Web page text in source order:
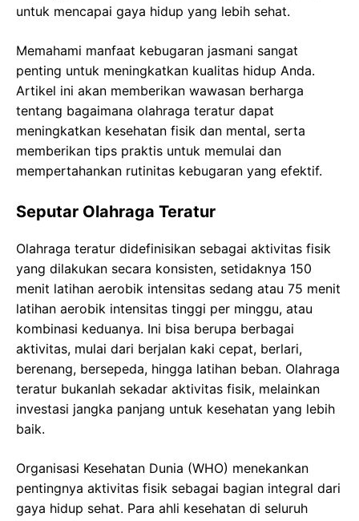
untuk mencapai gaya hidup yang lebih sehat.
Memahami manfaat kebugaran jasmani sangat
penting untuk meningkatkan kualitas hidup Anda.
Artikel ini akan memberikan wawasan berharga
tentang bagaimana olahraga teratur dapat
meningkatkan kesehatan fisik dan mental, serta
memberikan tips praktis untuk memulai dan
mempertahankan rutinitas kebugaran yang efektif.
Seputar Olahraga Teratur
Olahraga teratur didefinisikan sebagai aktivitas fisik
yang dilakukan secara konsisten, setidaknya 150
menit latihan aerobik intensitas sedang atau 75 menit
latihan aerobik intensitas tinggi per minggu, atau
kombinasi keduanya. Ini bisa berupa berbagai
aktivitas, mulai dari berjalan kaki cepat, berlari,
berenang, bersepeda, hingga latihan beban. Olahraga
teratur bukanlah sekadar aktivitas fisik, melainkan
investasi jangka panjang untuk kesehatan yang lebih
baik.
Organisasi Kesehatan Dunia (WHO) menekankan
pentingnya aktivitas fisik sebagai bagian integral dari
gaya hidup sehat. Para ahli kesehatan di seluruh